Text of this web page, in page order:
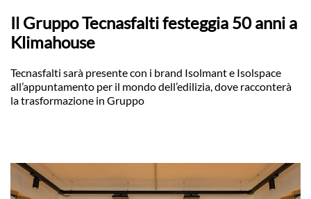
Il Gruppo Tecnasfalti festeggia 50 anni a
Klimahouse
Tecnasfalti sarà presente con i brand Isolmant e Isolspace
all’appuntamento per il mondo dell’edilizia, dove racconterà
la trasformazione in Gruppo